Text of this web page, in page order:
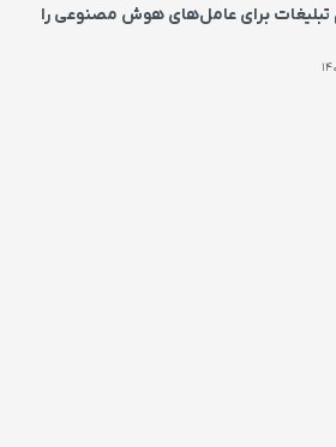
تبلیغات برای عامل‌های هوش مصنوعی را